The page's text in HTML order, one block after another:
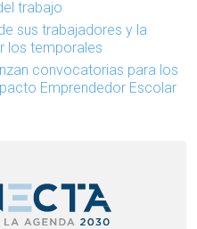
trabajo
sus trabajadores y la
los temporales
convocatorias para los
Emprendedor Escolar